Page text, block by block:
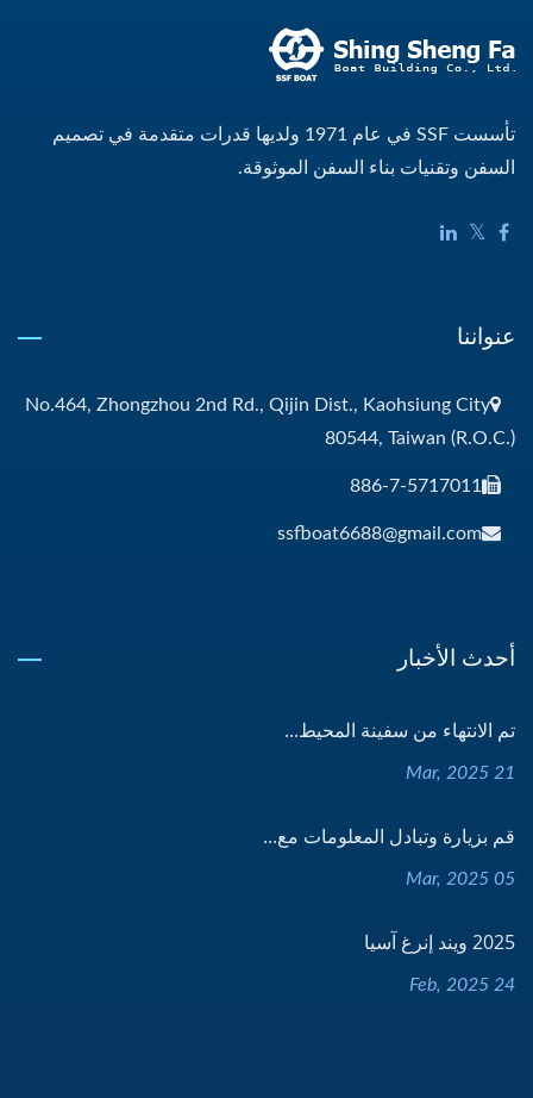
تأسست SSF في عام 1971 ولديها قدرات متقدمة في تصميم
السفن وتقنيات بناء السفن الموثوقة.
عنواننا
No.464, Zhongzhou 2nd Rd., Qijin Dist., Kaohsiung City
80544, Taiwan (R.O.C.)
886-7-5717011
ssfboat6688@gmail.com
أحدث الأخبار
تم الانتهاء من سفينة المحيط...
21 Mar, 2025
قم بزيارة وتبادل المعلومات مع...
05 Mar, 2025
2025 ويند إنرغ آسيا
24 Feb, 2025